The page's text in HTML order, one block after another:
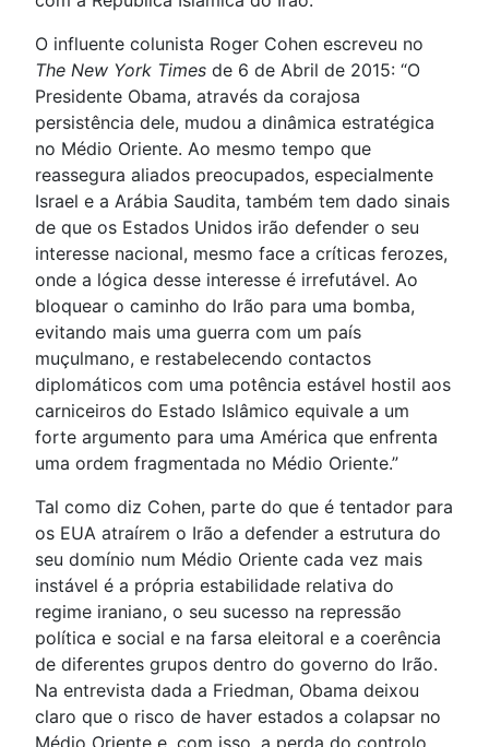
O influente colunista Roger Cohen escreveu no
The New York Times de 6 de Abril de 2015: “O
Presidente Obama, através da corajosa
persistência dele, mudou a dinâmica estratégica
no Médio Oriente. Ao mesmo tempo que
reassegura aliados preocupados, especialmente
Israel e a Arábia Saudita, também tem dado sinais
de que os Estados Unidos irão defender o seu
interesse nacional, mesmo face a críticas ferozes,
onde a lógica desse interesse é irrefutável. Ao
bloquear o caminho do Irão para uma bomba,
evitando mais uma guerra com um país
muçulmano, e restabelecendo contactos
diplomáticos com uma potência estável hostil aos
carniceiros do Estado Islâmico equivale a um
forte argumento para uma América que enfrenta
uma ordem fragmentada no Médio Oriente.”
Tal como diz Cohen, parte do que é tentador para
os EUA atraírem o Irão a defender a estrutura do
seu domínio num Médio Oriente cada vez mais
instável é a própria estabilidade relativa do
regime iraniano, o seu sucesso na repressão
política e social e na farsa eleitoral e a coerência
de diferentes grupos dentro do governo do Irão.
Na entrevista dada a Friedman, Obama deixou
claro que o risco de haver estados a colapsar no
Médio Oriente e, com isso, a perda do controlo